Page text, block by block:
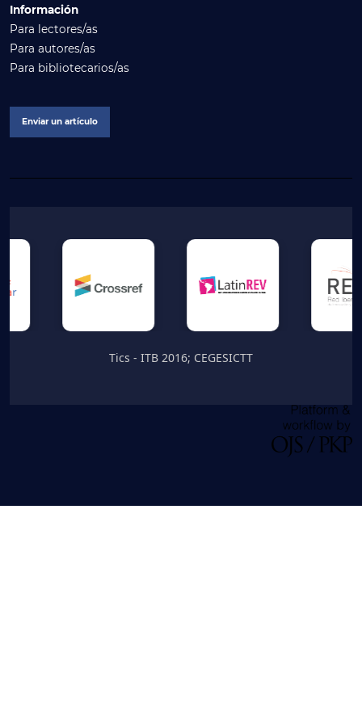
Información
Para lectores/as
Para autores/as
Para bibliotecarios/as
Enviar un artículo
Tics - ITB 2016; CEGESICTT